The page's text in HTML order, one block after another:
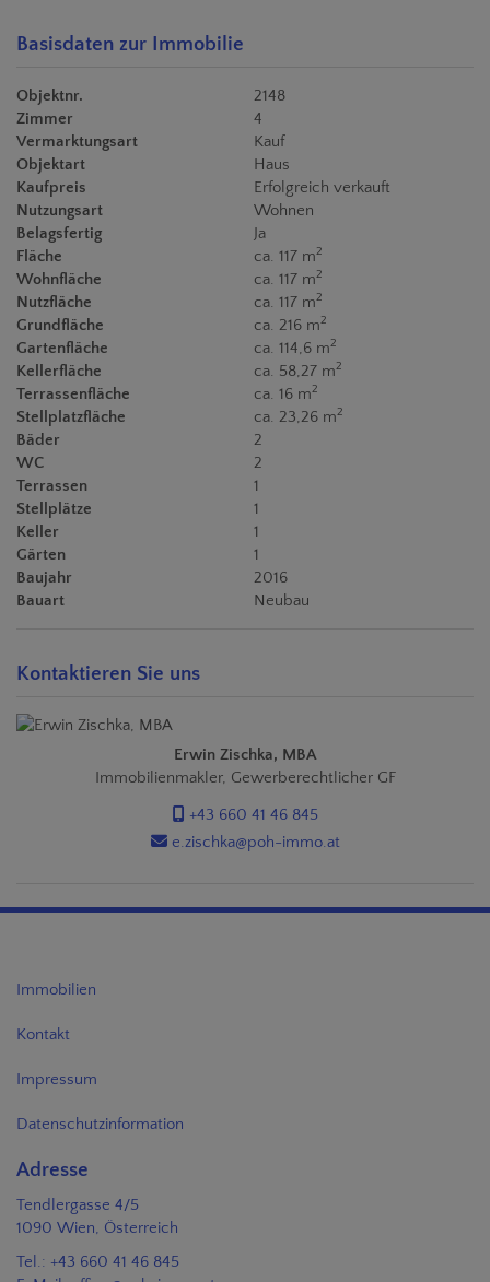
Basisdaten zur Immobilie
Objektnr.
2148
Zimmer
4
Vermarktungsart
Kauf
Objektart
Haus
Kaufpreis
Erfolgreich verkauft
Nutzungsart
Wohnen
Belagsfertig
Ja
Fläche
ca. 117 m2
Wohnfläche ca. 117 m2
Nutzfläche ca. 117 m2
Grundfläche ca. 216 m2
Gartenfläche ca. 114,6 m2
Kellerfläche ca. 58,27 m2
Terrassenfläche ca. 16 m2
Stellplatzfläche ca. 23,26 m2
Bäder
2
WC
2
Terrassen
1
Stellplätze
1
Keller
1
Gärten
1
Baujahr
2016
Bauart
Neubau
Kontaktieren Sie uns
Erwin Zischka, MBA
Immobilienmakler, Gewerberechtlicher GF
+43 660 41 46 845
e.zischka@poh-immo.at
Immobilien
Kontakt
Impressum
Datenschutzinformation
Adresse
Tendlergasse 4/5
1090 Wien, Österreich
Tel.: +43 660 41 46 845